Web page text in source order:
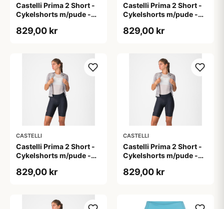
Castelli Prima 2 Short -
Cykelshorts m/pude -
829,00 kr
Castelli Prima 2 Short -
Cykelshorts m/pude -
829,00 kr
CASTELLI
Castelli Prima 2 Short -
Cykelshorts m/pude -
829,00 kr
CASTELLI
Castelli Prima 2 Short -
Cykelshorts m/pude -
829,00 kr